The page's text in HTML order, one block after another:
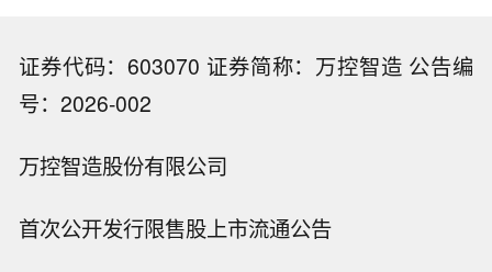
证券代码：603070 证券简称：万控智造 公告编
号：2026-002
万控智造股份有限公司
首次公开发行限售股上市流通公告